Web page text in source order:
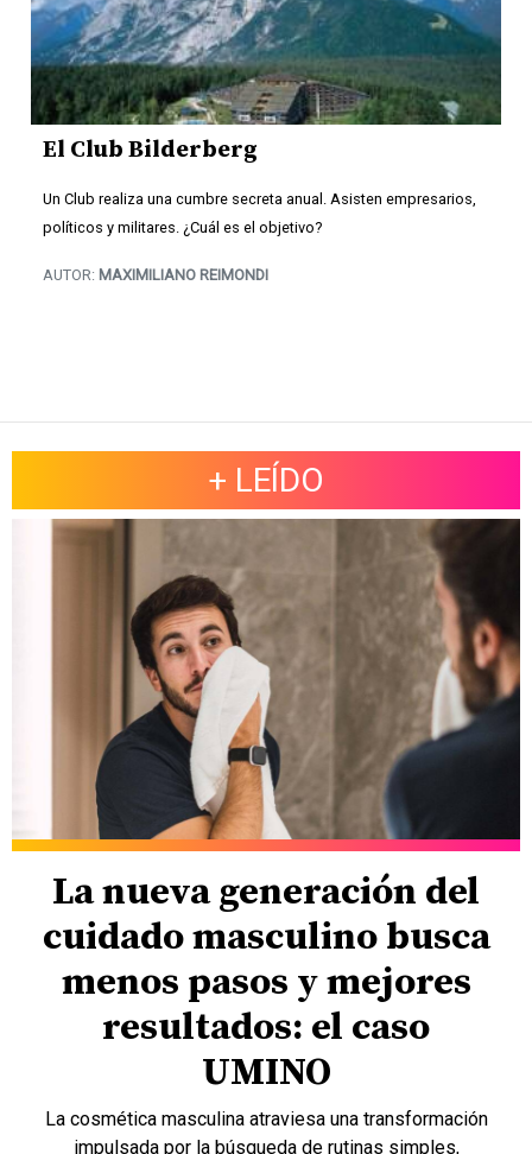
El Club Bilderberg
Un Club realiza una cumbre secreta anual. Asisten empresarios,
políticos y militares. ¿Cuál es el objetivo?
AUTOR: MAXIMILIANO REIMONDI
+ LEÍDO
La nueva generación del
cuidado masculino busca
menos pasos y mejores
resultados: el caso
UMINO
La cosmética masculina atraviesa una transformación
impulsada por la búsqueda de rutinas simples,